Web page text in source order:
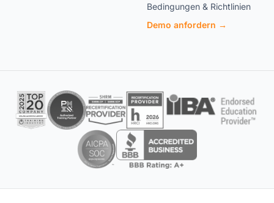
Bedingungen & Richtlinien
Demo anfordern →